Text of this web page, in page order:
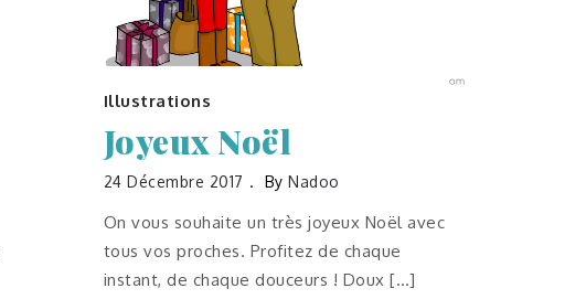
Illustrations
Joyeux Noël
24 Décembre 2017 ByNadoo
On vous souhaite un très joyeux Noël avec
tous vos proches. Profitez de chaque
instant, de chaque douceurs ! Doux […]